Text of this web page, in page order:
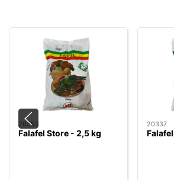
20353
Falafel Store - 2,5 kg
20337